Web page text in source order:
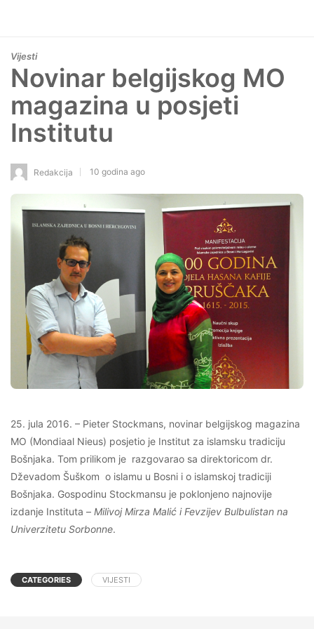
Vijesti
Novinar belgijskog MO
magazina u posjeti
Institutu
Redakcija 10 godina ago
25. jula 2016. – Pieter Stockmans, novinar belgijskog magazina
MO (Mondiaal Nieus) posjetio je Institut za islamsku tradiciju
Bošnjaka. Tom prilikom je razgovarao sa direktoricom dr.
Dževadom Šuškom o islamu u Bosni i o islamskoj tradiciji
Bošnjaka. Gospodinu Stockmansu je poklonjeno najnovije
izdanje Instituta – Milivoj Mirza Malić i Fevzijev Bulbulistan na
Univerzitetu Sorbonne.
CATEGORIES VIJESTI